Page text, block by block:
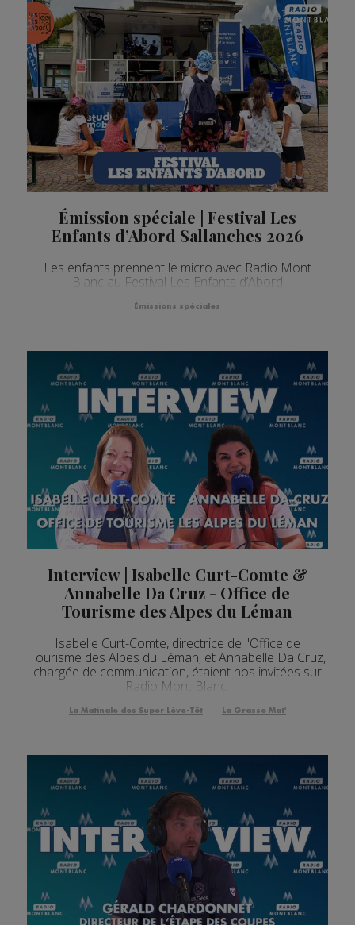
Émission spéciale | Festival Les
Enfants d’Abord Sallanches 2026
Les enfants prennent le micro avec Radio Mont
Blanc au Festival Les Enfants d’Abord
Émissions spéciales
Interview | Isabelle Curt-Comte &
Annabelle Da Cruz - Office de
Tourisme des Alpes du Léman
Isabelle Curt-Comte, directrice de l'Office de
Tourisme des Alpes du Léman, et Annabelle Da Cruz,
chargée de communication, étaient nos invitées sur
Radio Mont Blanc.
La Matinale des Super Lève-Tôt La Grasse Mat'